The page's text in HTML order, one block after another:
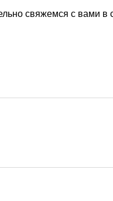
свяжемся с вами